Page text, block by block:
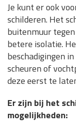
Je kunt er ook
schilderen. Het
buitenmuur
betere isolatie.
beschadigingen
scheuren of
deze eerst te
Er zijn bij het
mogelijkheden: